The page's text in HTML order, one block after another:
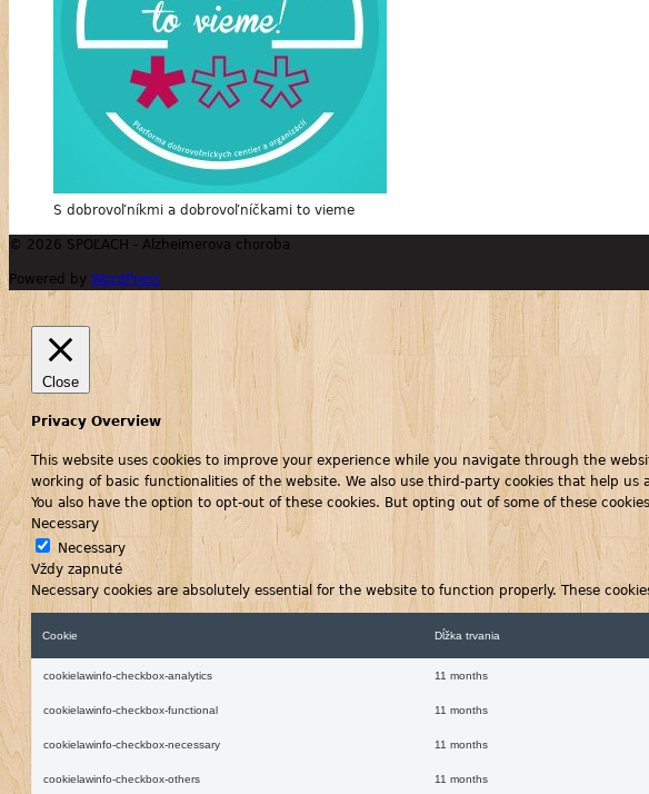
S dobrovoľníkmi a dobrovoľníčkami to vieme
© 2026 SPOĽACH - Alzheimerova choroba
Powered by WordPress
Close
Privacy Overview
This website uses cookies to improve your experience while you navigate through the
working of basic functionalities of the website. We also use third-party cookies that help
You also have the option to opt-out of these cookies. But opting out of some of these
Necessary
Necessary
Vždy zapnuté
Necessary cookies are absolutely essential for the website to function properly. These
Cookie Dĺžka trvania
cookielawinfo-checkbox-analytics 11 months
cookielawinfo-checkbox-functional 11 months
cookielawinfo-checkbox-necessary 11 months
cookielawinfo-checkbox-others 11 months